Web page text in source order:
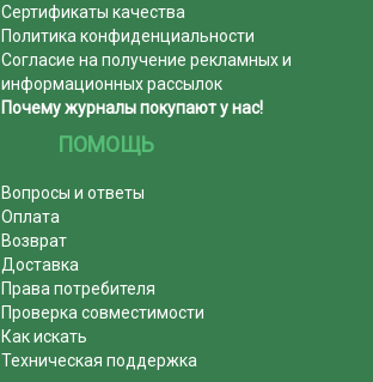
Сертификаты качества
Политика конфиденциальности
Согласие на получение рекламных и
информационных рассылок
Почему журналы покупают у нас!
ПОМОЩЬ
Вопросы и ответы
Оплата
Возврат
Доставка
Права потребителя
Проверка совместимости
Как искать
Техническая поддержка